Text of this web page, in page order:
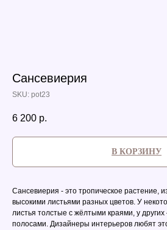
Сансевиерия
SKU: pot23
6 200 р.
В КОРЗИНУ
Сансевиерия - это тропическое растение,
высокими листьями разных цветов. У
листья толстые с жёлтыми краями, у д
полосами. Дизайнеры интерьеров любят